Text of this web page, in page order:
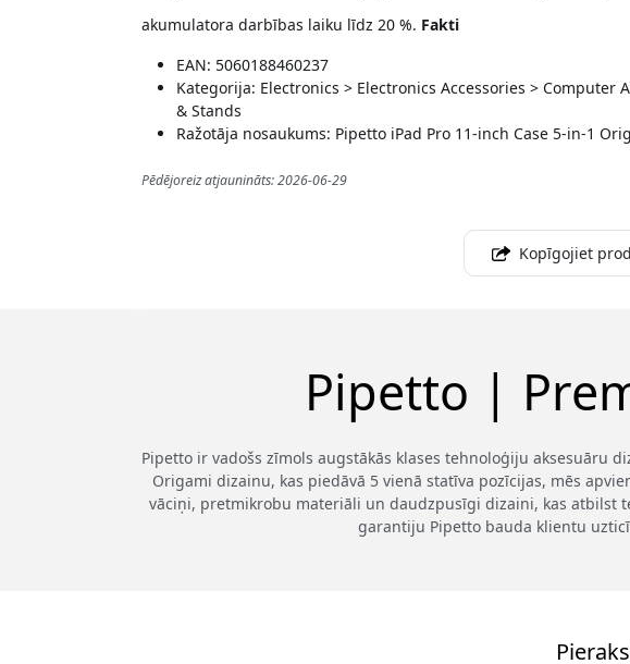
akumulatora darbības laiku līdz 20 %. Fakti
EAN: 5060188460237
Kategorija: Electronics > Electronics Accessories > Computer
& Stands
Ražotāja nosaukums: Pipetto iPad Pro 11-inch Case 5-in-1
Pēdējoreiz atjaunināts: 2026-06-29
Kopīgojiet
Pipetto |
Pipetto ir vadošs zīmols augstākās klases tehnoloģiju aksesuāru
Origami dizainu, kas piedāvā 5 vienā statīva pozīcijas, mēs
vāciņi, pretmikrobu materiāli un daudzpusīgi dizaini, kas atbilst
garantiju Pipetto bauda klientu